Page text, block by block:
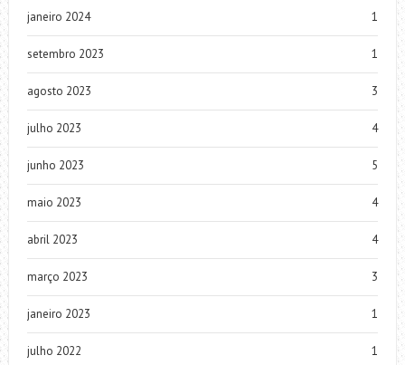
janeiro 2024 1
setembro 2023 1
agosto 2023 3
julho 2023 4
junho 2023 5
maio 2023 4
abril 2023 4
março 2023 3
janeiro 2023 1
julho 2022 1